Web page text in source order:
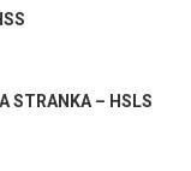
STRANKA – HSLS